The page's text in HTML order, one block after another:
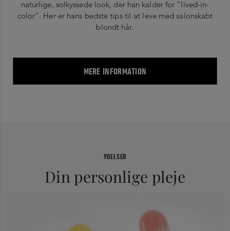
naturlige, solkyssede look, der han kalder for ”lived-in-
color”. Her er hans bedste tips til at leve med salonskabt
blondt hår.
MERE INFORMATION
YDELSER
Din personlige pleje